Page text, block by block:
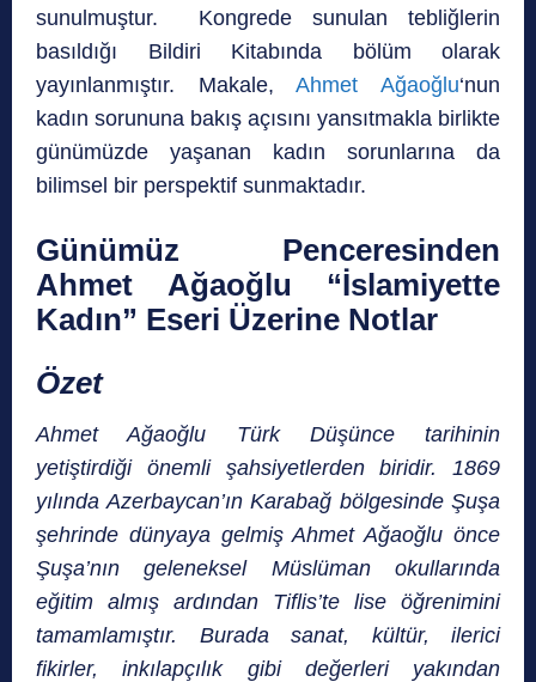
sunulmuştur. Kongrede sunulan tebliğlerin
basıldığı Bildiri Kitabında bölüm olarak
yayınlanmıştır. Makale,Ahmet Ağaoğlu‘nun
kadın sorununa bakış açısını yansıtmakla birlikte
günümüzde yaşanan kadın sorunlarına da
bilimsel bir perspektif sunmaktadır.
Günümüz Penceresinden
Ahmet Ağaoğlu “İslamiyette
Kadın” Eseri Üzerine Notlar
Özet
Ahmet Ağaoğlu Türk Düşünce tarihinin
yetiştirdiği önemli şahsiyetlerden biridir. 1869
yılında Azerbaycan’ın Karabağ bölgesinde Şuşa
şehrinde dünyaya gelmiş Ahmet Ağaoğlu önce
Şuşa’nın geleneksel Müslüman okullarında
eğitim almış ardından Tiflis’te lise öğrenimini
tamamlamıştır. Burada sanat, kültür, ilerici
fikirler, inkılapçılık gibi değerleri yakından